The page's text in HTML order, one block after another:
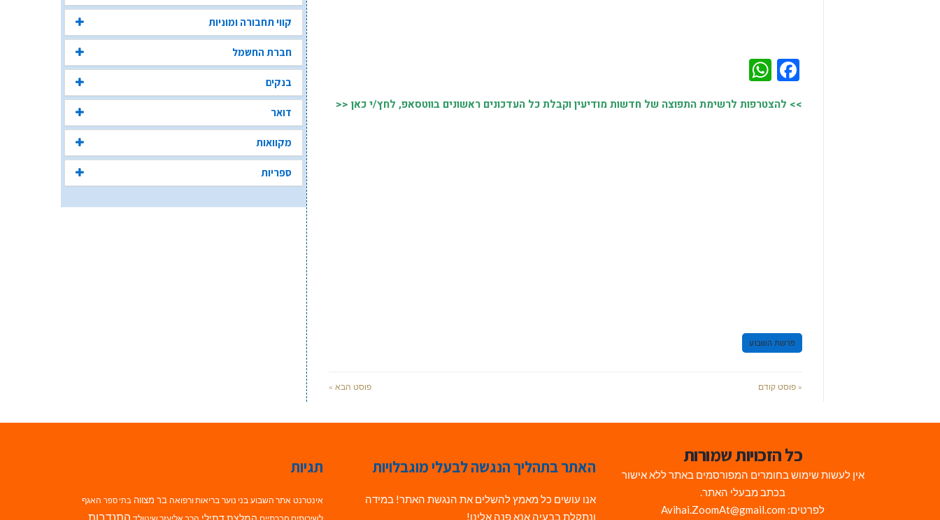
Facebook
>> להצטרפות לרשימת התפוצה של חדשות מודיעין וקבלת כל העדכונים ראשונים בווטסאפ, לחץ/י כאן <<
פרשת השבוע
« פוסט קודם פוסט הבא »
קווי תחבורה ומוניות
חברת החשמל
בנקים
דואר
מקוואות
ספריות
כל הזכויות שמורות
אין לעשות שימוש בחומרים המפורסמים באתר ללא אישור
בכתב מבעלי האתר.
לפרטים: Avihai.ZoomAt@gmail.com
האתר בתהליך הנגשה לבעלי מוגבלויות
אנו עושים כל מאמץ להשלים את הנגשת האתר! במידה
ונתקלת בבעיה אנא פנה אלינו!
תגיות
אינטרנט אתר השבוע בני נוער בריאות ורפואה בר מצווה בתי ספר האגף
המלצת דתילי התנדבות